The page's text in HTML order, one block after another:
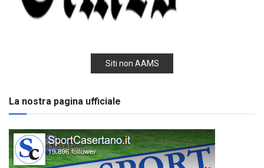
Siti non AAMS
La nostra pagina ufficiale